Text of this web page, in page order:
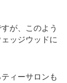
が、このよう
ッジウッドに
ィーサロンも